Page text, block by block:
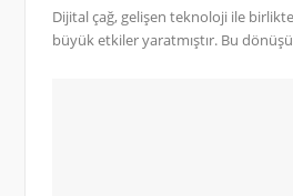
Dijital çağ, gelişen teknoloji ile
büyük etkiler yaratmıştır. Bu